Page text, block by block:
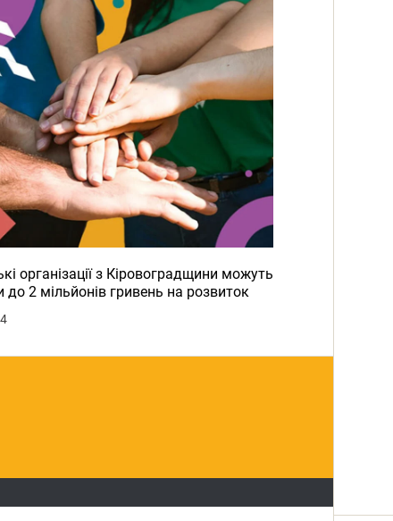
організації з Кіровоградщини можуть
до 2 мільйонів гривень на розвиток